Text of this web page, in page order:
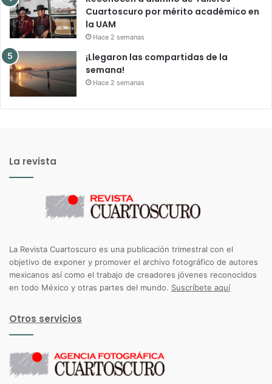
¡Llegaron las compartidas de la
semana!
La peregrinación guadalupana inspira
la nueva exposición de Irving Villegas
Hace 2 semanas
Hace 2 semanas
La revista
La Revista Cuartoscuro es una publicación trimestral con el
objetivo de exponer y promover el archivo fotográfico de autores